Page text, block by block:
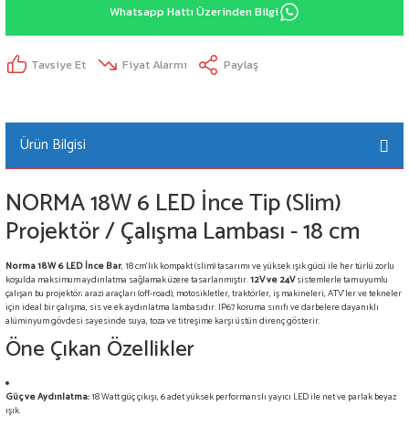
Whatsapp Hattı Üzerinden Bilgi
Tavsiye Et Fiyat Alarmı Paylaş
Ürün Bilgisi
NORMA 18W 6 LED İnce Tip (Slim)
Projektör / Çalışma Lambası - 18 cm
Norma 18W 6 LED İnce Bar, 18 cm'lik kompakt (slim) tasarımı ve yüksek ışık gücü ile her türlü zorlu
koşulda maksimum aydınlatma sağlamak üzere tasarlanmıştır.12V ve 24Vsistemlerle tam uyumlu
çalışan bu projektör; arazi araçları (off-road), motosikletler, traktörler, iş makineleri, ATV'ler ve tekneler
için ideal bir çalışma, sis ve ek aydınlatma lambasıdır. IP67 koruma sınıfı ve darbelere dayanıklı
alüminyum gövdesi sayesinde suya, toza ve titreşime karşı üstün direnç gösterir.
Öne Çıkan Özellikler
Güç ve Aydınlatma:18 Watt güç çıkışı, 6 adet yüksek performanslı yayıcı LED ile net ve parlak beyaz
ışık.